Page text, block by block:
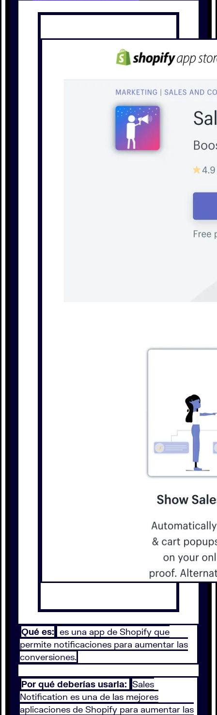
Qué es: es una app de Shopify que
permite notificaciones para aumentar las
conversiones.
Por qué deberías usarla: Sales
Notification es una de las mejores
aplicaciones de Shopify para aumentar las